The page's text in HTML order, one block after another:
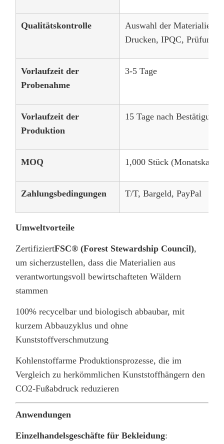
Qualitätskontrolle
Auswahl der Materialien,
Drucken, IPQC, Prüfung
Vorlaufzeit der
Probenahme
3-5 Tage
Vorlaufzeit der
Produktion
15 Tage nach Bestätigung
MOQ 1,000 Stück
Zahlungsbedingungen T/T, Bargeld, PayPal
Umweltvorteile
ZertifiziertFSC® (Forest Stewardship Council),
um sicherzustellen, dass die Materialien aus
verantwortungsvoll bewirtschafteten Wäldern
stammen
100% recycelbar und biologisch abbaubar, mit
kurzem Abbauzyklus und ohne
Kunststoffverschmutzung
Kohlenstoffarme Produktionsprozesse, die im
Vergleich zu herkömmlichen Kunststoffhängern den
CO2-Fußabdruck reduzieren
Anwendungen
Einzelhandelsgeschäfte für Bekleidung: